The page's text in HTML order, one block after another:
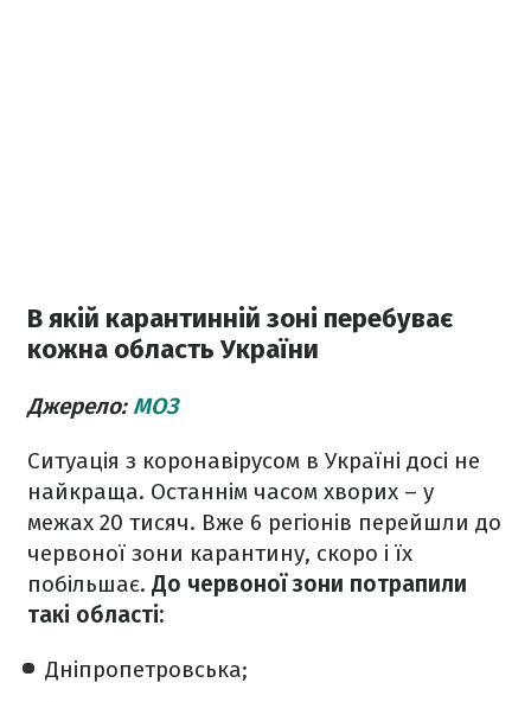
В якій карантинній зоні перебуває
кожна область України
Джерело: МОЗ
Ситуація з коронавірусом в Україні досі не
найкраща. Останнім часом хворих – у
межах 20 тисяч. Вже 6 регіонів перейшли до
червоної зони карантину, скоро і їх
побільшає. До червоної зони потрапили
такі області:
Дніпропетровська;